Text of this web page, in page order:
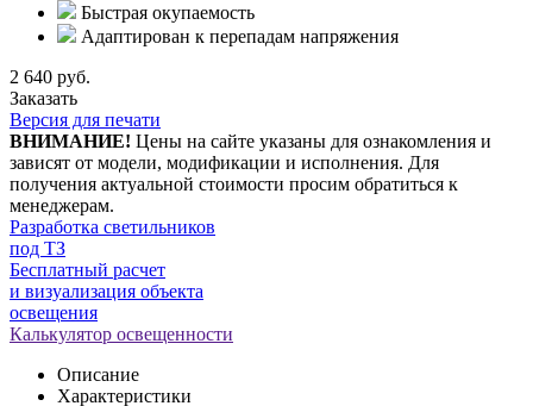
Быстрая окупаемость
Адаптирован к перепадам напряжения
2 640 руб.
Заказать
Версия для печати
ВНИМАНИЕ! Цены на сайте указаны для ознакомления и
зависят от модели, модификации и исполнения. Для
получения актуальной стоимости просим обратиться к
менеджерам.
Разработка светильников
под ТЗ
Бесплатный расчет
и визуализация объекта
освещения
Калькулятор освещенности
Описание
Характеристики